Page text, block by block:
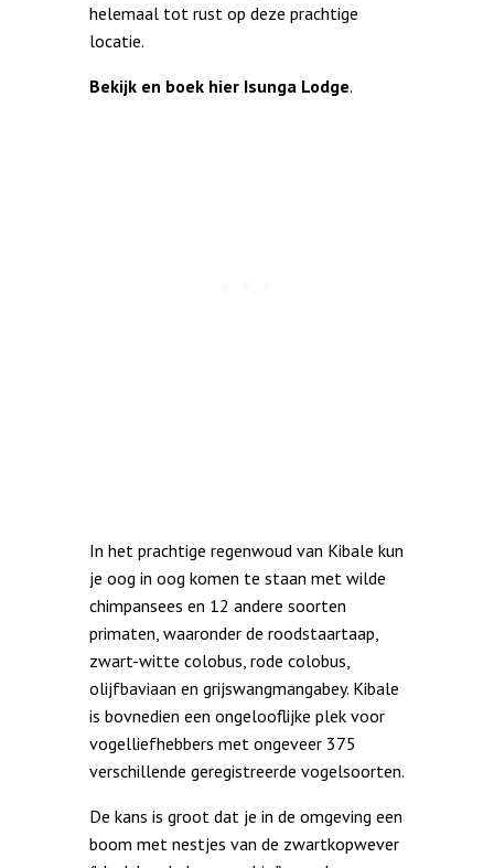
helemaal tot rust op deze prachtige
locatie.
Bekijk en boek hier Isunga Lodge.
In het prachtige regenwoud van Kibale kun
je oog in oog komen te staan ​​met wilde
chimpansees en 12 andere soorten
primaten, waaronder de roodstaartaap,
zwart-witte colobus, rode colobus,
olijfbaviaan en grijswangmangabey. Kibale
is bovnedien een ongelooflijke plek voor
vogelliefhebbers met ongeveer 375
verschillende geregistreerde vogelsoorten.
De kans is groot dat je in de omgeving een
boom met nestjes van de zwartkopwever